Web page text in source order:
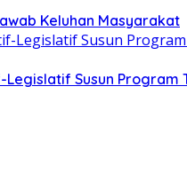
Keluhan Masyarakat
Legislatif Susun Program